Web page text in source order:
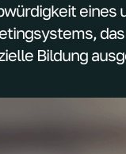
eines
Bildung